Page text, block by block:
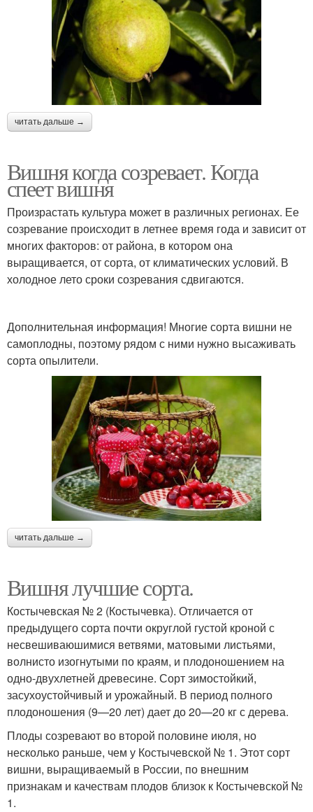
читать дальше →
Вишня когда созревает. Когда
спеет вишня
Произрастать культура может в различных регионах. Ее
созревание происходит в летнее время года и зависит от
многих факторов: от района, в котором она
выращивается, от сорта, от климатических условий. В
холодное лето сроки созревания сдвигаются.
Дополнительная информация! Многие сорта вишни не
самоплодны, поэтому рядом с ними нужно высаживать
сорта опылители.
читать дальше →
Вишня лучшие сорта.
Костычевская № 2 (Костычевка). Отличается от
предыдущего сорта почти округлой густой кроной с
несвешиваюшимися ветвями, матовыми листьями,
волнисто изогнутыми по краям, и плодоношением на
одно-двухлетней древесине. Сорт зимостойкий,
засухоустойчивый и урожайный. В период полного
плодоношения (9—20 лет) дает до 20—20 кг с дерева.
Плоды созревают во второй половине июля, но
несколько раньше, чем у Костычевской № 1. Этот сорт
вишни, выращиваемый в России, по внешним
признакам и качествам плодов близок к Костычевской №
1.